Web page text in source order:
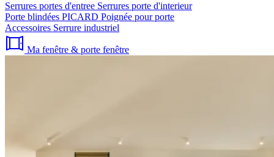
Serrures portes d'entree Serrures porte d'interieur
Porte blindées PICARD Poignée pour porte
Accessoires Serrure industriel
Ma fenêtre & porte fenêtre